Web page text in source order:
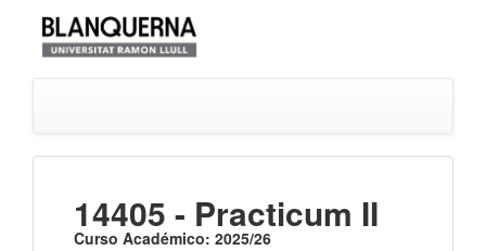
14405 - Practicum II
Curso Académico: 2025/26